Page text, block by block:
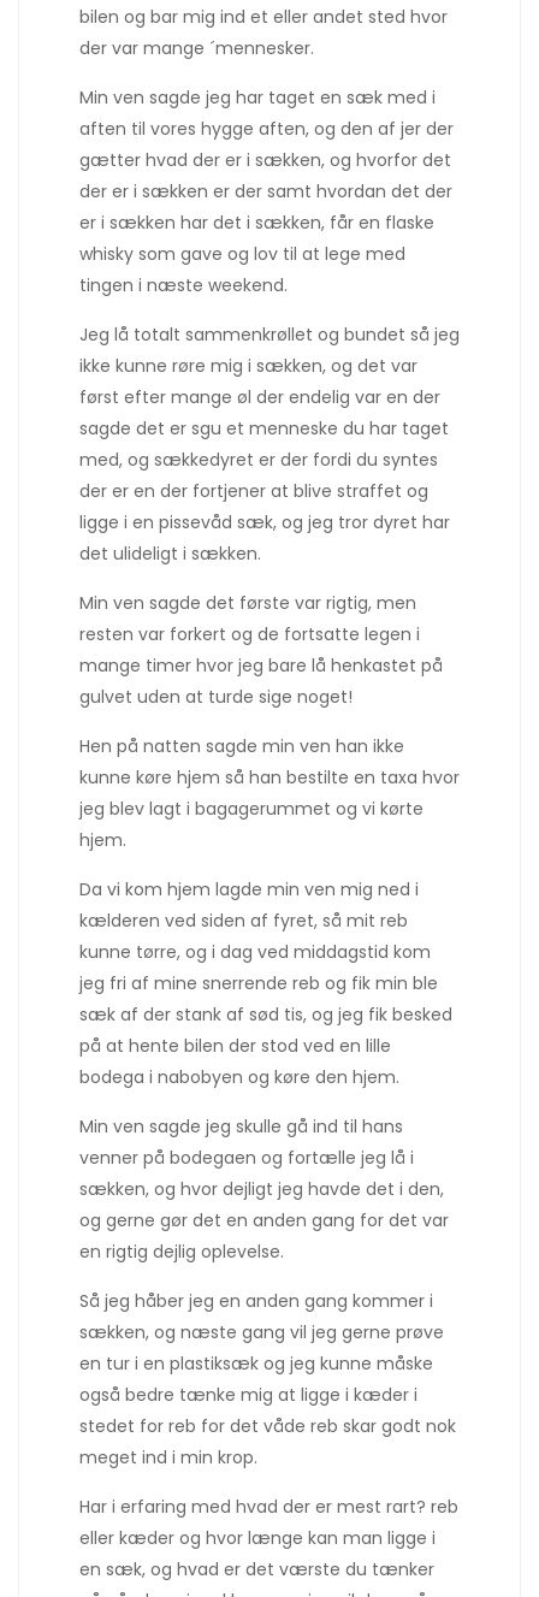
bilen og bar mig ind et eller andet sted hvor
der var mange ´mennesker.
Min ven sagde jeg har taget en sæk med i
aften til vores hygge aften, og den af jer der
gætter hvad der er i sækken, og hvorfor det
der er i sækken er der samt hvordan det der
er i sækken har det i sækken, får en flaske
whisky som gave og lov til at lege med
tingen i næste weekend.
Jeg lå totalt sammenkrøllet og bundet så jeg
ikke kunne røre mig i sækken, og det var
først efter mange øl der endelig var en der
sagde det er sgu et menneske du har taget
med, og sækkedyret er der fordi du syntes
der er en der fortjener at blive straffet og
ligge i en pissevåd sæk, og jeg tror dyret har
det ulideligt i sækken.
Min ven sagde det første var rigtig, men
resten var forkert og de fortsatte legen i
mange timer hvor jeg bare lå henkastet på
gulvet uden at turde sige noget!
Hen på natten sagde min ven han ikke
kunne køre hjem så han bestilte en taxa hvor
jeg blev lagt i bagagerummet og vi kørte
hjem.
Da vi kom hjem lagde min ven mig ned i
kælderen ved siden af fyret, så mit reb
kunne tørre, og i dag ved middagstid kom
jeg fri af mine snerrende reb og fik min ble
sæk af der stank af sød tis, og jeg fik besked
på at hente bilen der stod ved en lille
bodega i nabobyen og køre den hjem.
Min ven sagde jeg skulle gå ind til hans
venner på bodegaen og fortælle jeg lå i
sækken, og hvor dejligt jeg havde det i den,
og gerne gør det en anden gang for det var
en rigtig dejlig oplevelse.
Så jeg håber jeg en anden gang kommer i
sækken, og næste gang vil jeg gerne prøve
en tur i en plastiksæk og jeg kunne måske
også bedre tænke mig at ligge i kæder i
stedet for reb for det våde reb skar godt nok
meget ind i min krop.
Har i erfaring med hvad der er mest rart? reb
eller kæder og hvor længe kan man ligge i
en sæk, og hvad er det værste du tænker